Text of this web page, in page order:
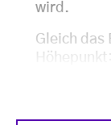
wird.
Gleich das